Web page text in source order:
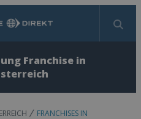
Suchen
Franchise in
FRANCHISES IN